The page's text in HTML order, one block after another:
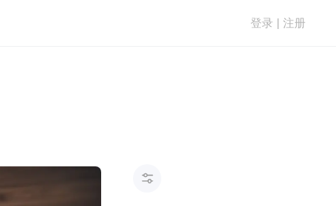
登录 注册
